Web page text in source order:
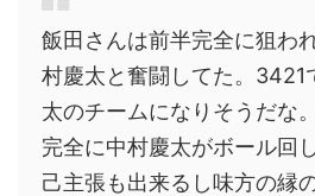
飯田さんは前半完全に狙わ
村慶太と奮闘してた。3421
太のチームになりそうだな
完全に中村慶太がボール回
己主張も出来るし味方の縁